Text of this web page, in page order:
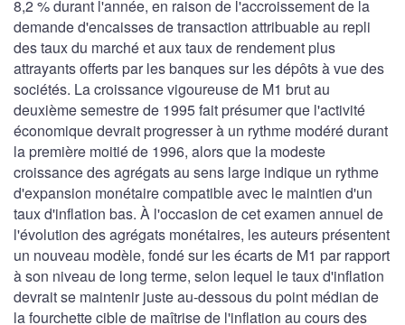
8,2 % durant l'année, en raison de l'accroissement de la
demande d'encaisses de transaction attribuable au repli
des taux du marché et aux taux de rendement plus
attrayants offerts par les banques sur les dépôts à vue des
sociétés. La croissance vigoureuse de M1 brut au
deuxième semestre de 1995 fait présumer que l'activité
économique devrait progresser à un rythme modéré durant
la première moitié de 1996, alors que la modeste
croissance des agrégats au sens large indique un rythme
d'expansion monétaire compatible avec le maintien d'un
taux d'inflation bas. À l'occasion de cet examen annuel de
l'évolution des agrégats monétaires, les auteurs présentent
un nouveau modèle, fondé sur les écarts de M1 par rapport
à son niveau de long terme, selon lequel le taux d'inflation
devrait se maintenir juste au-dessous du point médian de
la fourchette cible de maîtrise de l'inflation au cours des